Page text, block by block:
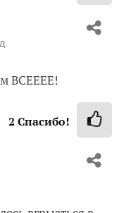
ВСЕЕЕЕ!
2 Спасибо!